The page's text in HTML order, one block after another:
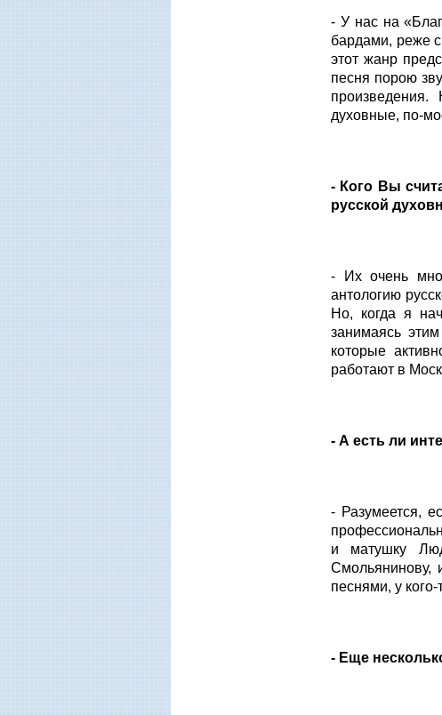
- У нас на
бардами, реже
этот жанр
песня порою
духовные, по-
- Кого Вы
русской
- Их очень
антологию
Но, когда я
занимаясь
которые
работают в
- А есть ли
- Разумеется,
и матушку
Смольянинову,
песнями, у
- Еще